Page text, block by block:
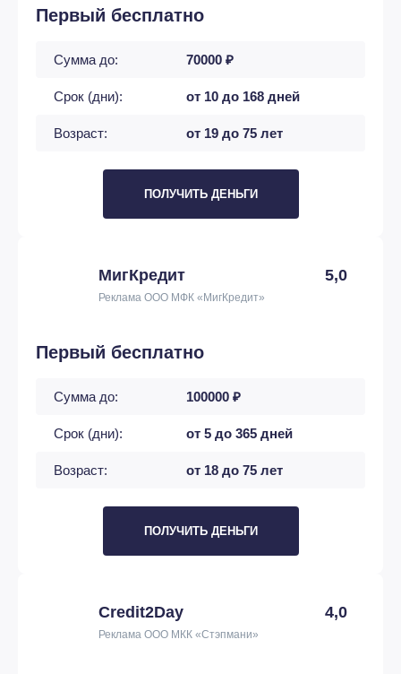
Первый бесплатно
Сумма до: 70000 ₽
Срок (дни): от 10 до 168 дней
Возраст: от 19 до 75 лет
ПОЛУЧИТЬ ДЕНЬГИ
МигКредит 5,0
Реклама ООО МФК «МигКредит»
Первый бесплатно
Сумма до: 100000 ₽
Срок (дни): от 5 до 365 дней
Возраст: от 18 до 75 лет
ПОЛУЧИТЬ ДЕНЬГИ
Credit2Day 4,0
Реклама ООО МКК «Стэпмани»